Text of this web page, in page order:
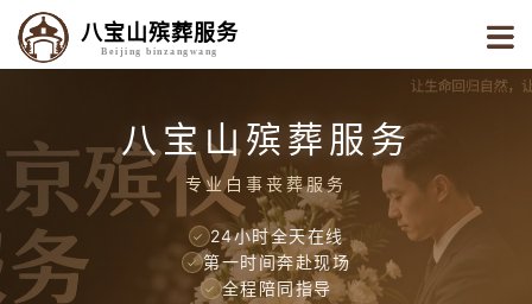
八宝山殡葬服务
Beijing binzangwang
八宝山殡葬服务
专业白事丧葬服务
✓ 24小时全天在线
✓ 第一时间奔赴现场
✓ 全程陪同指导